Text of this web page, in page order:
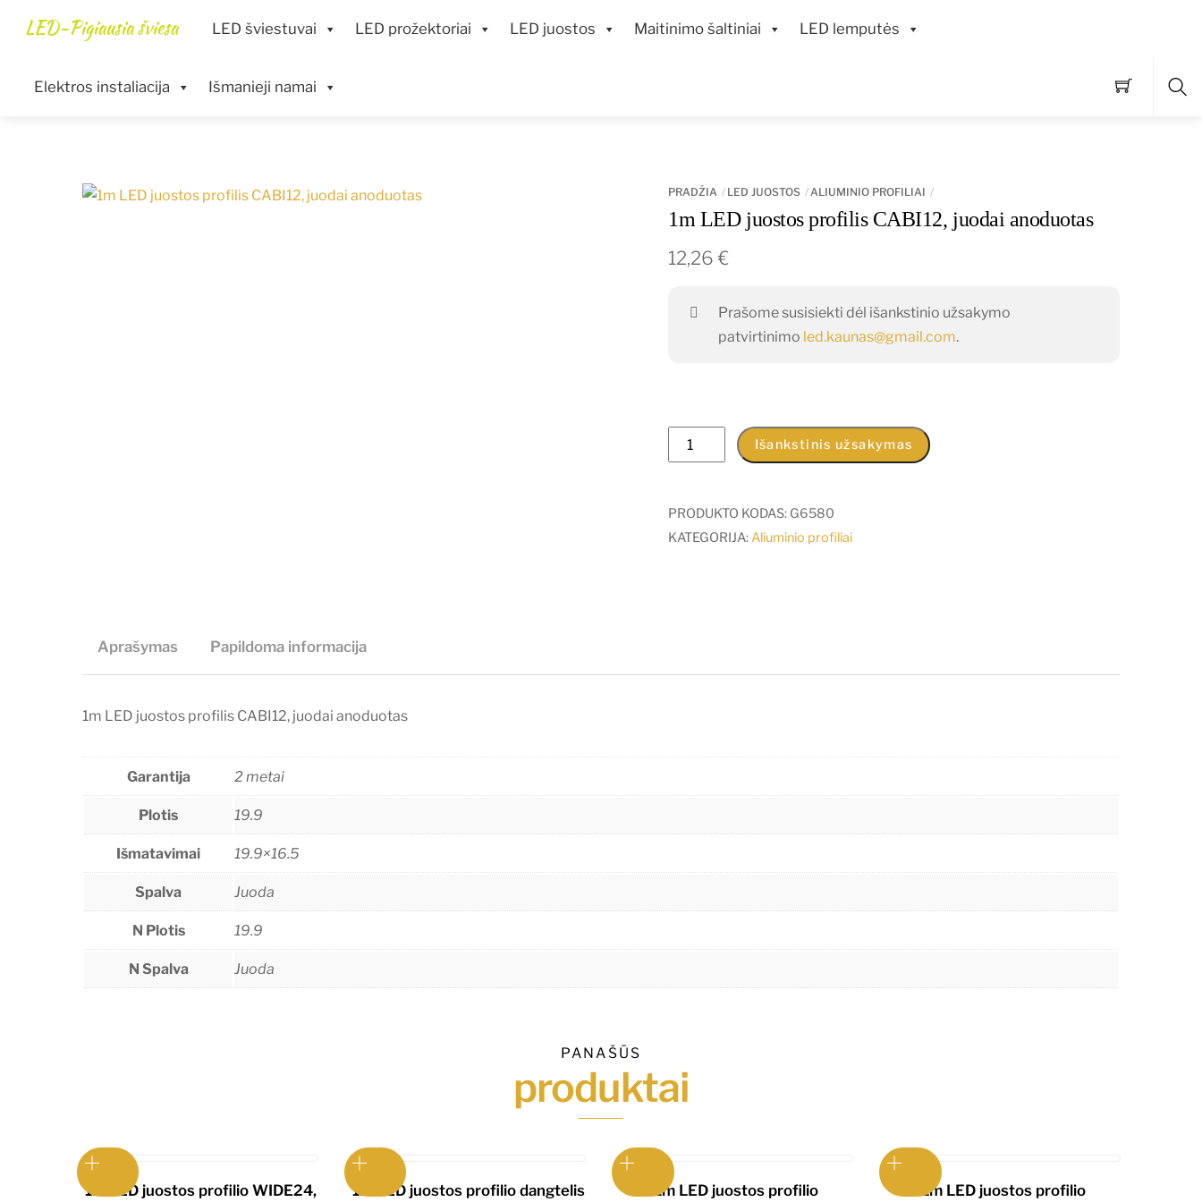
LED-Pigiausia šviesa LED šviestuvai LED prožektoriai LED juostos Maitinimo šaltiniai LED lemputės
Elektros instaliacija Išmanieji namai
PRADŽIA LED JUOSTOS ALIUMINIO PROFILIAI
1m LED juostos profilis CABI12, juodai anoduotas
12,26€
Prašome susisiekti dėl išankstinio užsakymo
patvirtinimo led.kaunas@gmail.com.
produkto
kiekis:
LED
juostos
Išankstinis užsakymas
PRODUKTO KODAS: G6580
KATEGORIJA:Aliuminio profiliai
Aprašymas Papildoma informacija
1m LED juostos profilis CABI12, juodai anoduotas
Garantija 2 metai
Plotis 19.9
Išmatavimai 19.9×16.5
Spalva Juoda
N Plotis 19.9
N Spalva Juoda
PANAŠŪS
produktai
1m LED juostos profilio WIDE24,
1m LED juostos profilio dangtelis
1m LED juostos profilio
1m LED juostos profilio